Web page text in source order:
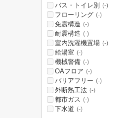
バス・トイレ別 (-)
フローリング (-)
免震構造 (-)
耐震構造 (-)
室内洗濯機置場 (-)
給湯室 (-)
機械警備 (-)
OAフロア (-)
バリアフリー (-)
外断熱工法 (-)
都市ガス (-)
下水道 (-)